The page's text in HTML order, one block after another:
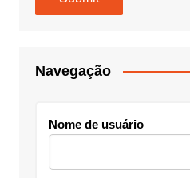
Navegação
Nome de usuário